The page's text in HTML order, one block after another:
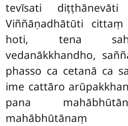
tevīsati diṭṭhānevāti
Viññāṇadhātūti cittaṃ
hoti, tena
vedanākkhandho,
phasso ca cetanā ca
ime cattāro
pana
mahābhūtānaṃ